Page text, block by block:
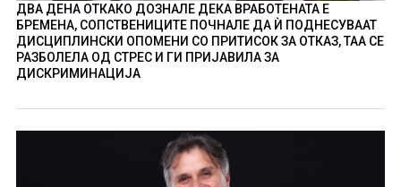
ДВА ДЕНА ОТКАКО ДОЗНАЛЕ ДЕКА ВРАБОТЕНАТА Е
БРЕМЕНА, СОПСТВЕНИЦИТЕ ПОЧНАЛЕ ДА Ѝ ПОДНЕСУВААТ
ДИСЦИПЛИНСКИ ОПОМЕНИ СО ПРИТИСОК ЗА ОТКАЗ, ТАА СЕ
РАЗБОЛЕЛА ОД СТРЕС И ГИ ПРИЈАВИЛА ЗА
ДИСКРИМИНАЦИЈА